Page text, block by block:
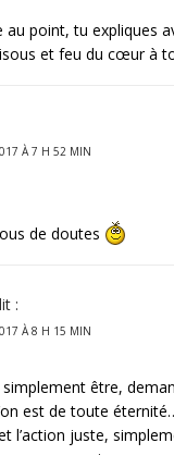
point, tu expliques
et feu du cœur à
À 7 H 52 MIN
de doutes
:
À 8 H 15 MIN
être,
est de toute
l’action juste,